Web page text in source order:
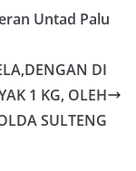
Untad Palu
DI
1 KG, OLEH
SULTENG